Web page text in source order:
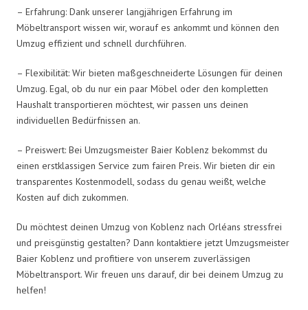
– Erfahrung: Dank unserer langjährigen Erfahrung im
Möbeltransport wissen wir, worauf es ankommt und können den
Umzug effizient und schnell durchführen.
– Flexibilität: Wir bieten maßgeschneiderte Lösungen für deinen
Umzug. Egal, ob du nur ein paar Möbel oder den kompletten
Haushalt transportieren möchtest, wir passen uns deinen
individuellen Bedürfnissen an.
– Preiswert: Bei Umzugsmeister Baier Koblenz bekommst du
einen erstklassigen Service zum fairen Preis. Wir bieten dir ein
transparentes Kostenmodell, sodass du genau weißt, welche
Kosten auf dich zukommen.
Du möchtest deinen Umzug von Koblenz nach Orléans stressfrei
und preisgünstig gestalten? Dann kontaktiere jetzt Umzugsmeister
Baier Koblenz und profitiere von unserem zuverlässigen
Möbeltransport. Wir freuen uns darauf, dir bei deinem Umzug zu
helfen!